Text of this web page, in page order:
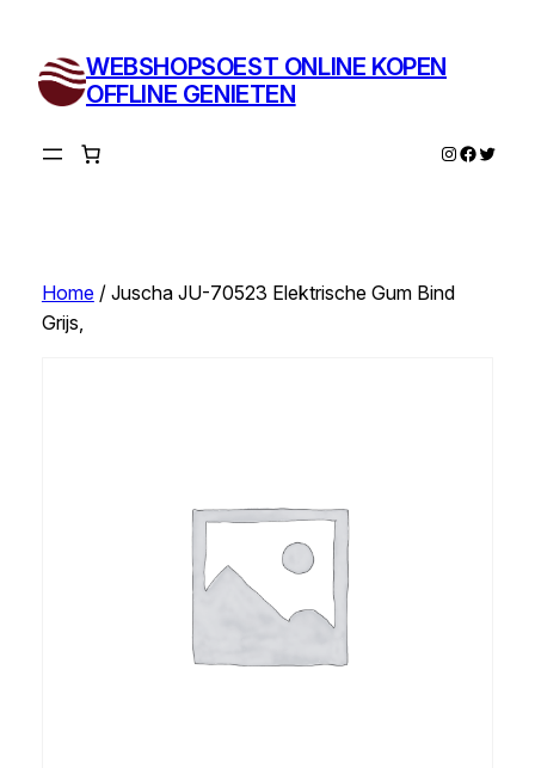
inhoud
WEBSHOPSOEST ONLINE KOPEN
OFFLINE GENIETEN
Instagram
Twitter
Home/ Juscha JU-70523 Elektrische Gum Bind
Grijs,